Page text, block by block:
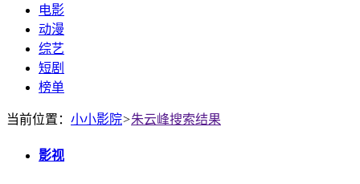
电影
动漫
综艺
短剧
榜单
当前位置： 小小影院>朱云峰搜索结果
影视